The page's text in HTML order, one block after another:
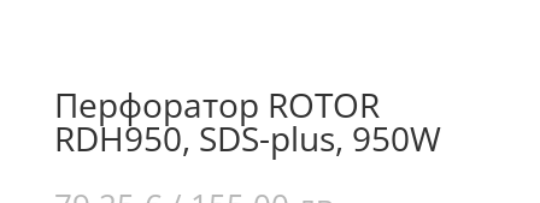
Перфоратор ROTOR
RDH950, SDS-plus, 950W